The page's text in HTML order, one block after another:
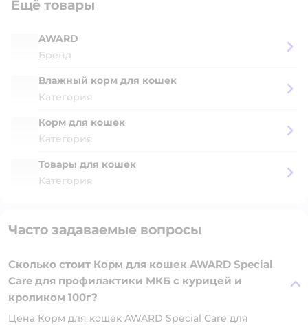
Ещё товары
AWARD
Бренд
Влажный корм для кошек
Категория
Корм для кошек
Категория
Товары для кошек
Категория
Часто задаваемые вопросы
Сколько стоит Корм для кошек AWARD Special
Care для профилактики МКБ с курицей и
кроликом 100г?
Цена Корм для кошек AWARD Special Care для